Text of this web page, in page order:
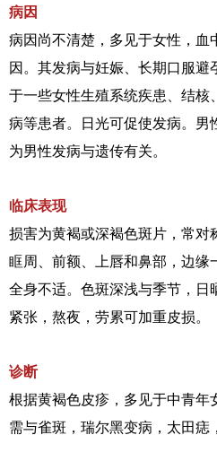
病因
病因尚不清楚，多见于女性，血
因。其发病与妊娠、长期口服
于一些女性生殖系统疾患、结核
病等患者。日光可促使发病。男
为男性发病与遗传有关。
临床表现
损害为黄褐或深褐色斑片，常对
眶周、前额、上唇和鼻部，边缘
全身不适。色斑深浅与季节，日
紧张，熬夜，劳累可加重皮损。
诊断
根据黄褐色皮疹，多见于中青年
需与雀斑，瑞尔黑变病，太田痣